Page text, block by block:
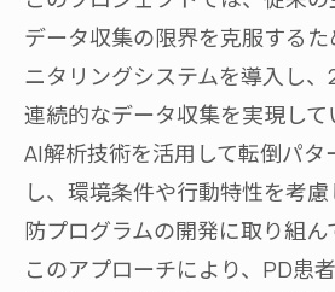
データ収集の限界を克服する
ニタリングシステムを導入し、
連続的なデータ収集を実現して
AI解析技術を活用して転倒パタ
し、環境条件や行動特性を考
防プログラムの開発に取り組ん
このアプローチにより、PD患